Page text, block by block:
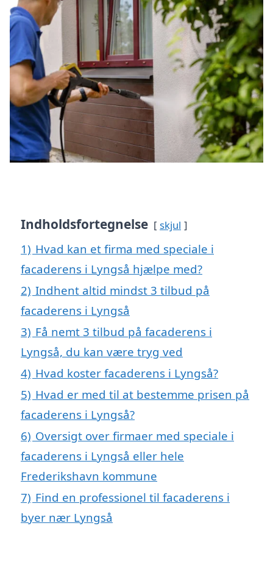
Indholdsfortegnelse skjul
1) Hvad kan et firma med speciale i
facaderens i Lyngså hjælpe med?
2) Indhent altid mindst 3 tilbud på
facaderens i Lyngså
3) Få nemt 3 tilbud på facaderens i
Lyngså, du kan være tryg ved
4) Hvad koster facaderens i Lyngså?
5) Hvad er med til at bestemme prisen på
facaderens i Lyngså?
6) Oversigt over firmaer med speciale i
facaderens i Lyngså eller hele
Frederikshavn kommune
7) Find en professionel til facaderens i
byer nær Lyngså